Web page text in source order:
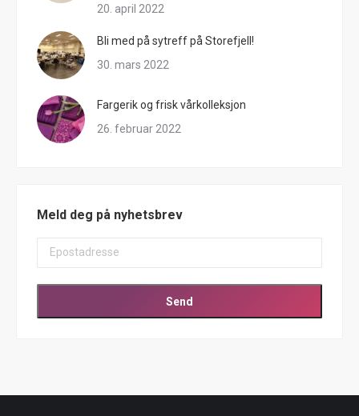
20. april 2022
Bli med på sytreff på Storefjell!
30. mars 2022
Fargerik og frisk vårkolleksjon
26. februar 2022
Meld deg på nyhetsbrev